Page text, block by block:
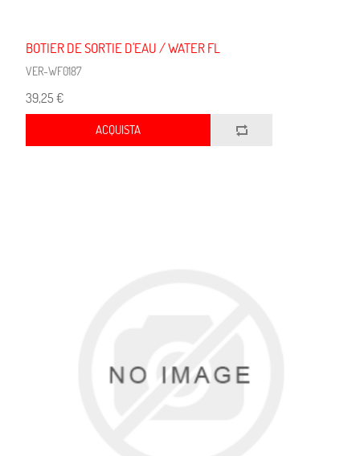
BOTIER DE SORTIE D'EAU / WATER FL
VER-WF0187
39,25 €
ACQUISTA